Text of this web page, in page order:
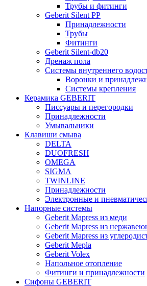
Трубы и фитинги
Geberit Silent PP
Принадлежности
Трубы
Фитинги
Geberit Silent-db20
Дренаж пола
Системы внутреннего
Воронки и
Системы крепления
Керамика GEBERIT
Писсуары и перегородки
Принадлежности
Умывальники
Клавиши смыва
DELTA
DUOFRESH
OMEGA
SIGMA
TWINLINE
Принадлежности
Электронные и
Напорные системы
Geberit Mapress из меди
Geberit Mapress из
Geberit Mapress из
Geberit Mepla
Geberit Volex
Напольное отопление
Фитинги и принадлежности
Сифоны GEBERIT